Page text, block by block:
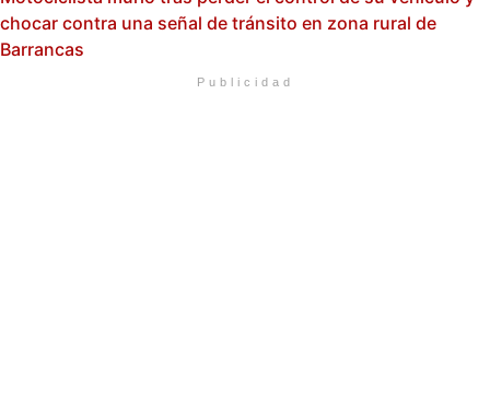
chocar contra una señal de tránsito en zona rural de
Barrancas
Publicidad